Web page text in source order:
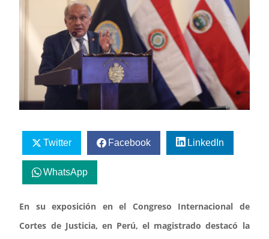
Twitter Facebook LinkedIn
WhatsApp
En su exposición en el Congreso Internacional de
Cortes de Justicia, en Perú, el magistrado destacó la